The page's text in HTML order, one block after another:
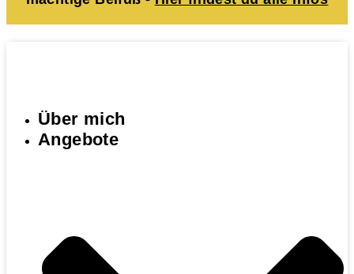
Über mich
Angebote